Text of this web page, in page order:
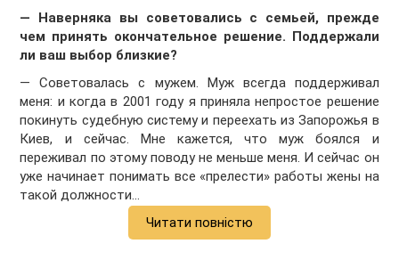
— Наверняка вы советовались с семьей, прежде
чем принять окончательное решение. Поддержали
ли ваш выбор близкие?
— Советовалась с мужем. Муж всегда поддерживал
меня: и когда в 2001 году я приняла непростое решение
покинуть судебную систему и переехать из Запорожья в
Киев, и сейчас. Мне кажется, что муж боялся и
переживал по этому поводу не меньше меня. И сейчас он
уже начинает понимать все «прелести» работы жены на
такой должности…
Читати повністю